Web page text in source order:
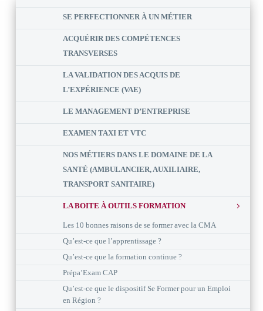
SE PERFECTIONNER À UN MÉTIER
ACQUÉRIR DES COMPÉTENCES
TRANSVERSES
LA VALIDATION DES ACQUIS DE
L’EXPÉRIENCE (VAE)
LE MANAGEMENT D’ENTREPRISE
EXAMEN TAXI ET VTC
NOS MÉTIERS DANS LE DOMAINE DE LA
SANTÉ (AMBULANCIER, AUXILIAIRE,
TRANSPORT SANITAIRE)
LA BOITE À OUTILS FORMATION
Les 10 bonnes raisons de se former avec la CMA
Qu’est-ce que l’apprentissage ?
Qu’est-ce que la formation continue ?
Prépa’Exam CAP
Qu’est-ce que le dispositif Se Former pour un Emploi
en Région ?